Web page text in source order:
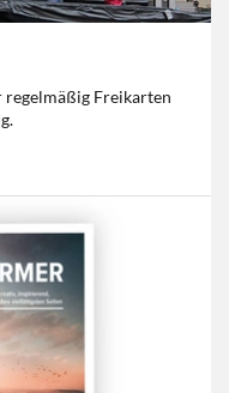
regelmäßig Freikarten